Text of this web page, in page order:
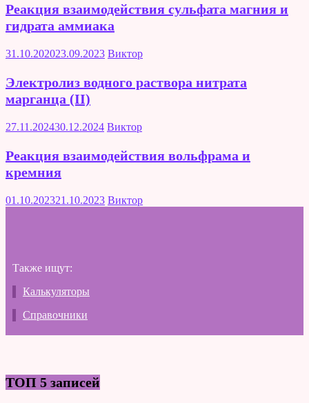
Реакция взаимодействия сульфата магния и
гидрата аммиака
31.10.202023.09.2023 Виктор
Электролиз водного раствора нитрата
марганца (II)
27.11.202430.12.2024 Виктор
Реакция взаимодействия вольфрама и
кремния
01.10.202321.10.2023 Виктор
Также ищут:
Калькуляторы
Справочники
ТОП 5 записей